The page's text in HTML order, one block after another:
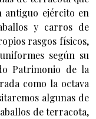
antiguo ejército en
y carros de
rasgos físicos,
según su
Patrimonio de la
como la octava
algunas de
de terracota,